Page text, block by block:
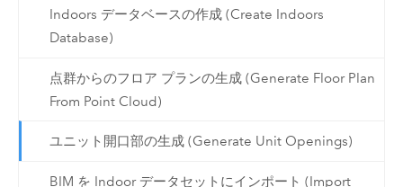
Indoors データベースの作成 (Create Indoors
Database)
点群からのフロア プランの生成 (Generate Floor Plan
From Point Cloud)
ユニット開口部の生成 (Generate Unit Openings)
BIM を Indoor データセットにインポート (Import